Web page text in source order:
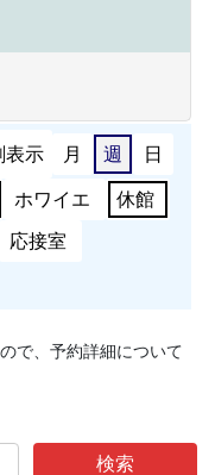
表示 月 週 日
ホワイエ 休館
応接室
で、予約詳細について